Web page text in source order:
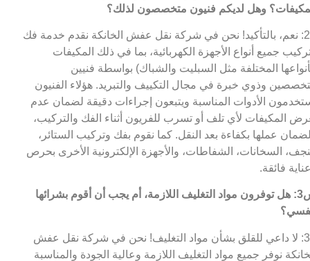
وهل لديكم فنيون متخصصون لذلك؟
ج2: نعم، بالتأكيد! نحن في شركة نقل عفش الخانكة نقدم خدمة فك
جميع أنواع الأجهزة الكهربائية، بما في ذلك المكيفات
المختلفة مثل السبليت والشباك) بواسطة فنيين
وذوي خبرة في مجال التكييف والتبريد. هؤلاء الفنيون
الأدوات المناسبة ويتبعون إجراءات دقيقة لضمان عدم
المكيفات لأي تلف أو تسرب للفريون أثناء الفك والتركيب،
عملها بكفاءة بعد النقل. كما نقوم بفك وتركيب الستائر،
السخانات، الشفاطات، والأجهزة الإلكترونية الأخرى بحرص
فائقة.
س3: هل توفرون مواد التغليف اللازمة، أم يجب أن أقوم بشرائها
ج3: لا داعي للقلق بشأن مواد التغليف! نحن في شركة نقل عفش
نوفر جميع مواد التغليف اللازمة وعالية الجودة والمناسبة